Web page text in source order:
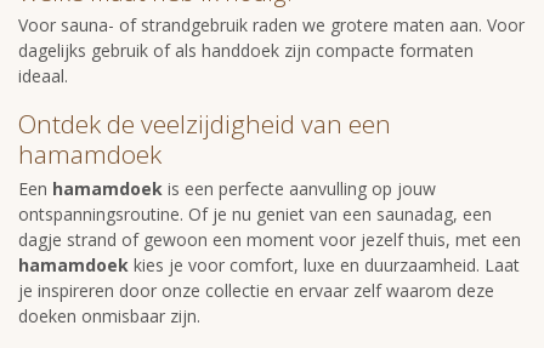
Voor sauna- of strandgebruik raden we grotere maten aan. Voor
dagelijks gebruik of als handdoek zijn compacte formaten
ideaal.
Ontdek de veelzijdigheid van een
hamamdoek
Een hamamdoek is een perfecte aanvulling op jouw
ontspanningsroutine. Of je nu geniet van een saunadag, een
dagje strand of gewoon een moment voor jezelf thuis, met een
hamamdoek kies je voor comfort, luxe en duurzaamheid. Laat
je inspireren door onze collectie en ervaar zelf waarom deze
doeken onmisbaar zijn.